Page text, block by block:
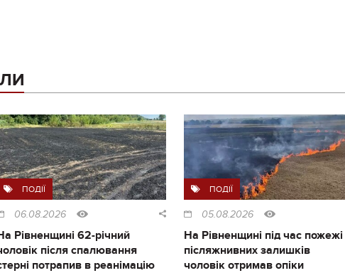
ПОДІЇ
06.08.2026
Рівненщині 62-річний
після спалювання
потрапив в реанімацію
ПОДІЇ
05.08.2026
На Рівненщині під час пожежі
післяжнивних залишків
чоловік отримав опіки